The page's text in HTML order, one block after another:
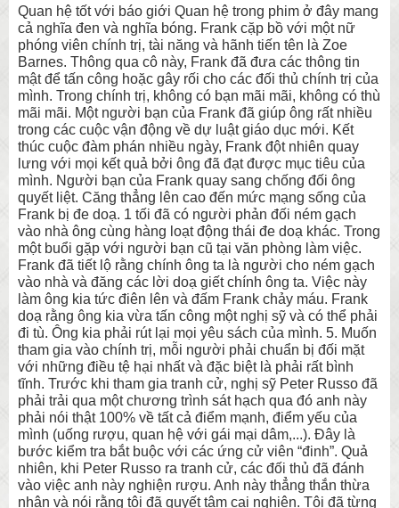
Quan hệ tốt với báo giới Quan hệ trong phim ở đây mang
cả nghĩa đen và nghĩa bóng. Frank cặp bồ với một nữ
phóng viên chính trị, tài năng và hãnh tiến tên là Zoe
Barnes. Thông qua cô này, Frank đã đưa các thông tin
mật để tấn công hoặc gây rối cho các đối thủ chính trị của
mình. Trong chính trị, không có bạn mãi mãi, không có thù
mãi mãi. Một người bạn của Frank đã giúp ông rất nhiều
trong các cuộc vận động về dự luật giáo dục mới. Kết
thúc cuộc đàm phán nhiều ngày, Frank đột nhiên quay
lưng với mọi kết quả bởi ông đã đạt được mục tiêu của
mình. Người bạn của Frank quay sang chống đối ông
quyết liệt. Căng thẳng lên cao đến mức mạng sống của
Frank bị đe doạ. 1 tối đã có người phản đối ném gạch
vào nhà ông cùng hàng loạt động thái đe doạ khác. Trong
một buổi gặp với người bạn cũ tại văn phòng làm việc.
Frank đã tiết lộ rằng chính ông ta là người cho ném gạch
vào nhà và đăng các lời doạ giết chính ông ta. Việc này
làm ông kia tức điên lên và đấm Frank chảy máu. Frank
doạ rằng ông kia vừa tấn công một nghị sỹ và có thể phải
đi tù. Ông kia phải rút lại mọi yêu sách của mình. 5. Muốn
tham gia vào chính trị, mỗi người phải chuẩn bị đối mặt
với những điều tệ hại nhất và đặc biệt là phải rất bình
tĩnh. Trước khi tham gia tranh cử, nghị sỹ Peter Russo đã
phải trải qua một chương trình sát hạch qua đó anh này
phải nói thật 100% về tất cả điểm mạnh, điểm yếu của
mình (uống rượu, quan hệ với gái mại dâm,...). Đây là
bước kiểm tra bắt buộc với các ứng cử viên “đinh”. Quả
nhiên, khi Peter Russo ra tranh cử, các đối thủ đã đánh
vào việc anh này nghiện rượu. Anh này thẳng thắn thừa
nhận và nói rằng tôi đã quyết tâm cai nghiện. Tôi đã từng